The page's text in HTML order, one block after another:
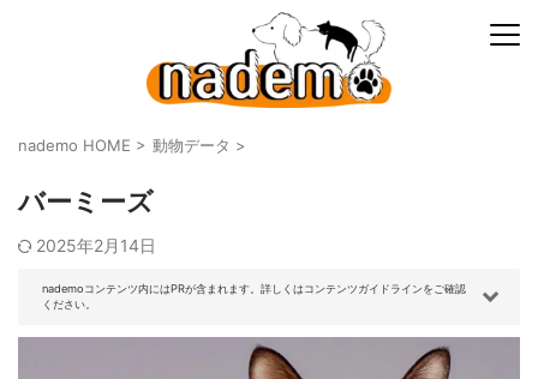
nademo HOME > 動物データ >
バーミーズ
2025年2月14日
nademoコンテンツ内にはPRが含まれます。詳しくはコンテンツガイドラインをご確認
ください。